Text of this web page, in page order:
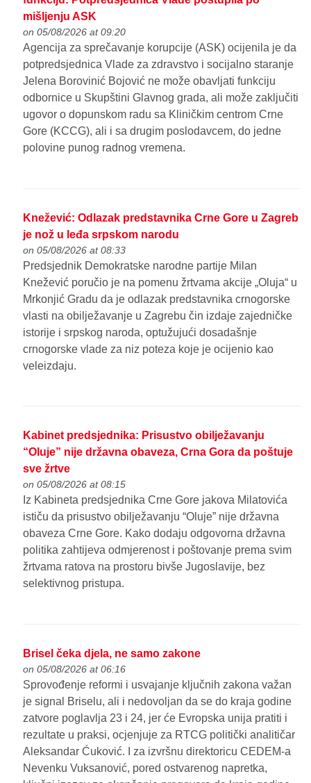
mišljenju ASK
on 05/08/2026 at 09:20
Agencija za sprečavanje korupcije (ASK) ocijenila je da
potpredsjednica Vlade za zdravstvo i socijalno staranje
Jelena Borovinić Bojović ne može obavljati funkciju
odbornice u Skupštini Glavnog grada, ali može zaključiti
ugovor o dopunskom radu sa Kliničkim centrom Crne
Gore (KCCG), ali i sa drugim poslodavcem, do jedne
polovine punog radnog vremena.
Knežević: Odlazak predstavnika Crne Gore u Zagreb
je nož u leđa srpskom narodu
on 05/08/2026 at 08:33
Predsjednik Demokratske narodne partije Milan
Knežević poručio je na pomenu žrtvama akcije „Oluja“ u
Mrkonjić Gradu da je odlazak predstavnika crnogorske
vlasti na obilježavanje u Zagrebu čin izdaje zajedničke
istorije i srpskog naroda, optužujući dosadašnje
crnogorske vlade za niz poteza koje je ocijenio kao
veleizdaju.
Kabinet predsjednika: Prisustvo obilježavanju
“Oluje” nije državna obaveza, Crna Gora da poštuje
sve žrtve
on 05/08/2026 at 08:15
Iz Kabineta predsjednika Crne Gore jakova Milatovića
ističu da prisustvo obilježavanju “Oluje” nije državna
obaveza Crne Gore. Kako dodaju odgovorna državna
politika zahtijeva odmjerenost i poštovanje prema svim
žrtvama ratova na prostoru bivše Jugoslavije, bez
selektivnog pristupa.
Brisel čeka djela, ne samo zakone
on 05/08/2026 at 06:16
Sprovođenje reformi i usvajanje ključnih zakona važan
je signal Briselu, ali i nedovoljan da se do kraja godine
zatvore poglavlja 23 i 24, jer će Evropska unija pratiti i
rezultate u praksi, ocjenjuje za RTCG politički analitičar
Aleksandar Ćuković. I za izvršnu direktoricu CEDEM-a
Nevenku Vuksanović, pored ostvarenog napretka,